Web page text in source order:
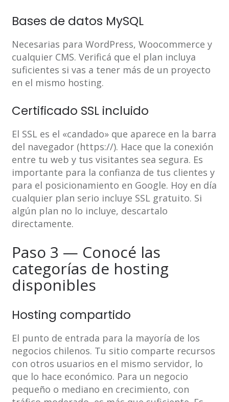
Bases de datos MySQL
Necesarias para WordPress, Woocommerce y
cualquier CMS. Verificá que el plan incluya
suficientes si vas a tener más de un proyecto
en el mismo hosting.
Certificado SSL incluido
El SSL es el «candado» que aparece en la barra
del navegador (https://). Hace que la conexión
entre tu web y tus visitantes sea segura. Es
importante para la confianza de tus clientes y
para el posicionamiento en Google. Hoy en día
cualquier plan serio incluye SSL gratuito. Si
algún plan no lo incluye, descartalo
directamente.
Paso 3 — Conocé las
categorías de hosting
disponibles
Hosting compartido
El punto de entrada para la mayoría de los
negocios chilenos. Tu sitio comparte recursos
con otros usuarios en el mismo servidor, lo
que lo hace económico. Para un negocio
pequeño o mediano en crecimiento, con